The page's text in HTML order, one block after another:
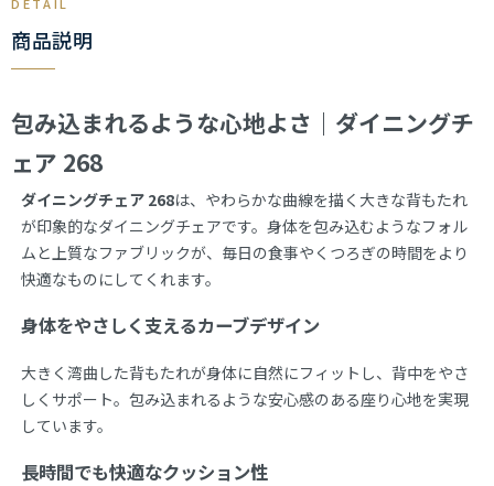
商品説明
包み込まれるような心地よさ｜ダイニングチ
ェア 268
ダイニングチェア 268は、やわらかな曲線を描く大きな背もたれ
が印象的なダイニングチェアです。身体を包み込むようなフォル
ムと上質なファブリックが、毎日の食事やくつろぎの時間をより
快適なものにしてくれます。
身体をやさしく支えるカーブデザイン
大きく湾曲した背もたれが身体に自然にフィットし、背中をやさ
しくサポート。包み込まれるような安心感のある座り心地を実現
しています。
長時間でも快適なクッション性